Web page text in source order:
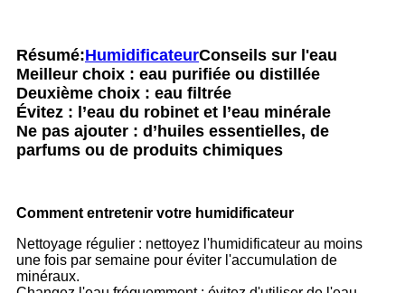
Résumé:HumidificateurConseils sur l'eau
Meilleur choix : eau purifiée ou distillée
Deuxième choix : eau filtrée
Évitez : l’eau du robinet et l’eau minérale
Ne pas ajouter : d’huiles essentielles, de
parfums ou de produits chimiques
Comment entretenir votre humidificateur
Nettoyage régulier : nettoyez l'humidificateur au moins
une fois par semaine pour éviter l'accumulation de
minéraux.